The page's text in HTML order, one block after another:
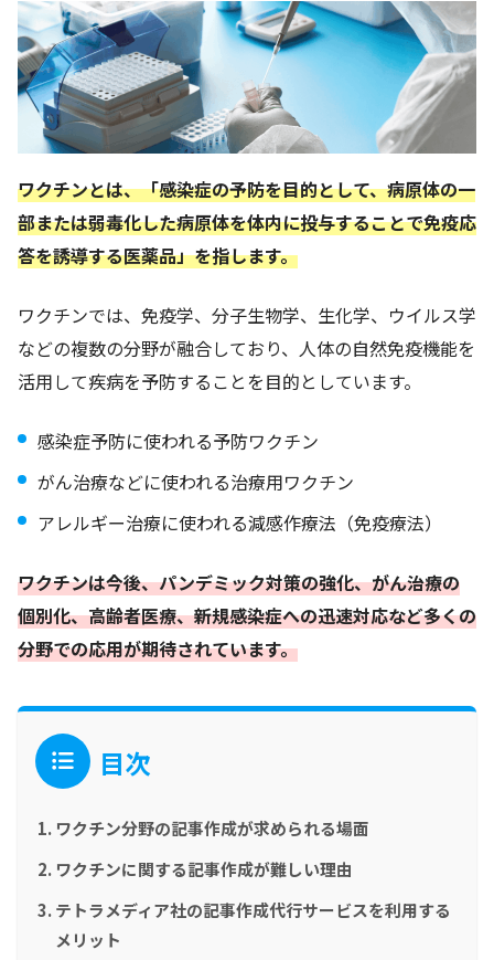
ワクチンとは、「感染症の予防を目的として、病原体の一
部または弱毒化した病原体を体内に投与することで免疫応
答を誘導する医薬品」を指します。
ワクチンでは、免疫学、分子生物学、生化学、ウイルス学
などの複数の分野が融合しており、人体の自然免疫機能を
活用して疾病を予防することを目的としています。
感染症予防に使われる予防ワクチン
がん治療などに使われる治療用ワクチン
アレルギー治療に使われる減感作療法（免疫療法）
ワクチンは今後、パンデミック対策の強化、がん治療の
個別化、高齢者医療、新規感染症への迅速対応など多くの
分野での応用が期待されています。
目次
ワクチン分野の記事作成が求められる場面
ワクチンに関する記事作成が難しい理由
テトラメディア社の記事作成代行サービスを利用する
メリット